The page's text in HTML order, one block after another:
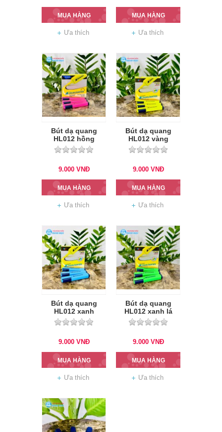
MUA HÀNG
Ưa thích
MUA HÀNG
Ưa thích
Bút dạ quang
HL012 hồng
9.000 VNĐ
MUA HÀNG
Ưa thích
Bút dạ quang
HL012 vàng
9.000 VNĐ
MUA HÀNG
Ưa thích
Bút dạ quang
HL012 xanh
dương
9.000 VNĐ
MUA HÀNG
Ưa thích
Bút dạ quang
HL012 xanh lá
9.000 VNĐ
MUA HÀNG
Ưa thích